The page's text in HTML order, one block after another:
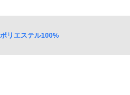
ポリエステル100%